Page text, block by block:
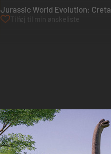
Jurassic World Evolution:
Tilføj til min ønskeliste